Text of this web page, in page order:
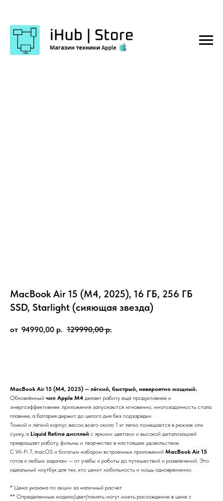
MacBook Air 15 (M4, 2025), 16 ГБ, 256 ГБ
SSD, Starlight (сияющая звезда)
94990,00 р. 129990,00 р.
MacBook Air 15 (M4, 2025) — лёгкий, быстрый, невероятно мощный.
Обновлённый чип Apple M4 делает работу ещё продуктивнее и
энергоэффективнее: приложения запускаются мгновенно, многозадачность стала
плавнее, а батарея держит до целого дня без подзарядки.
Тонкий и лёгкий корпус весом всего около 1 кг легко помещается в рюкзак или
сумку, а Liquid Retina дисплей с яркими цветами и высокой детализацией
превращает работу, фильмы и творчество в настоящее удовольствие.
С Wi-Fi 7, macOS и богатым набором встроенных приложений MacBook Air 15
готов к любым задачам — от учёбы и работы до путешествий и развлечений. Это
идеальный ноутбук для тех, кто ценит мобильность и мощь одновременно.
* Цена указана по акции за наличный расчет
** Определенные модели/цвет/память могут иметь расхождение в цене с